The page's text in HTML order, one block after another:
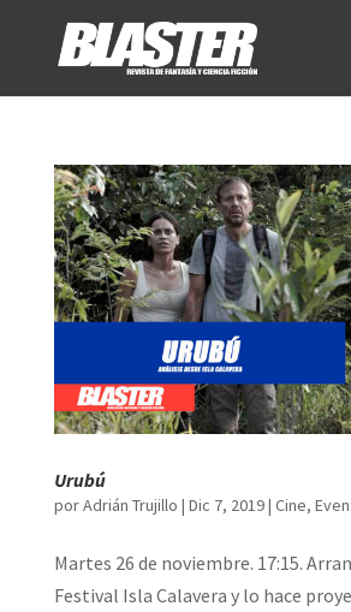
Urubú
porAdrián Trujillo | Dic 7, 2019| Cine,
Martes 26 de noviembre. 17:15.
Festival Isla Calavera y lo hace